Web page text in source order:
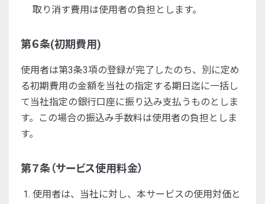
取り消す費用は使用者の負担とします。
第６条(初期費用)
使用者は第3条3項の登録が完了したのち、別に定め
る初期費用の金額を当社の指定する期日迄に一括し
て当社指定の銀行口座に振り込み支払うものとしま
す。この場合の振込み手数料は使用者の負担としま
す。
第７条（サービス使用料金）
使用者は、当社に対し、本サービスの使用対価と